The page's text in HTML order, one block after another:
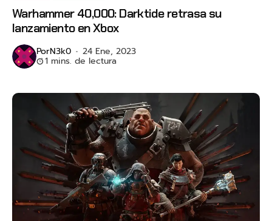
Warhammer 40,000: Darktide retrasa su
lanzamiento en Xbox
PorN3k0 24 Ene, 2023
1 mins. de lectura